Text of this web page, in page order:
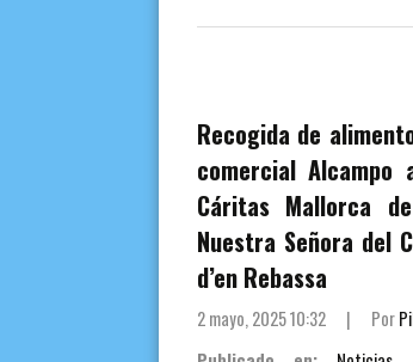
Recogida de
comercial Alcampo
Cáritas Mallorca
Nuestra Señora del
d’en Rebassa
2 mayo, 2025 10:32 | Por